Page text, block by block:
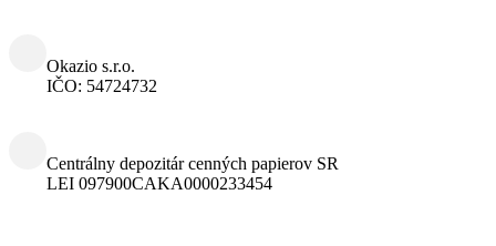
Okazio s.r.o.
IČO: 54724732
Centrálny depozitár cenných papierov SR
LEI 097900CAKA0000233454